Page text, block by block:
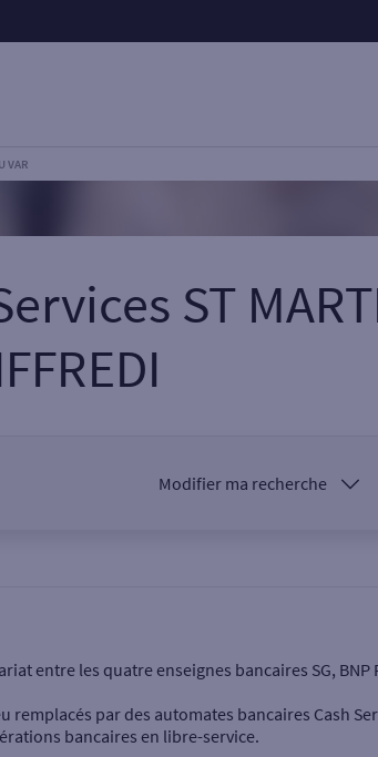
VAR
ST
Modifier ma recherche
entre les quatre enseignes bancaires SG, BNP
par des automates bancaires Cash
bancaires en libre-service.